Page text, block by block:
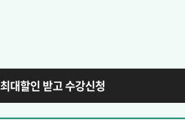
최대할인 받고 수강신청